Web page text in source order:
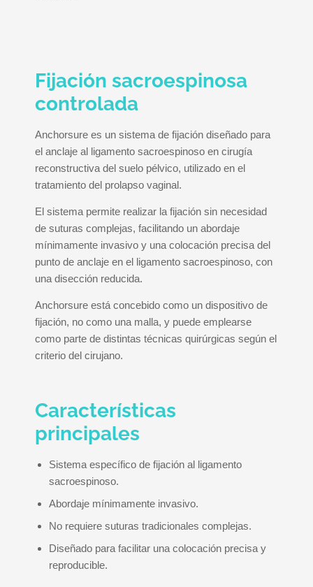
Fijación sacroespinosa
controlada
Anchorsure es un sistema de fijación diseñado para
el anclaje al ligamento sacroespinoso en cirugía
reconstructiva del suelo pélvico, utilizado en el
tratamiento del prolapso vaginal.
El sistema permite realizar la fijación sin necesidad
de suturas complejas, facilitando un abordaje
mínimamente invasivo y una colocación precisa del
punto de anclaje en el ligamento sacroespinoso, con
una disección reducida.
Anchorsure está concebido como un dispositivo de
fijación, no como una malla, y puede emplearse
como parte de distintas técnicas quirúrgicas según el
criterio del cirujano.
Características
principales
Sistema específico de fijación al ligamento
sacroespinoso.
Abordaje mínimamente invasivo.
No requiere suturas tradicionales complejas.
Diseñado para facilitar una colocación precisa y
reproducible.